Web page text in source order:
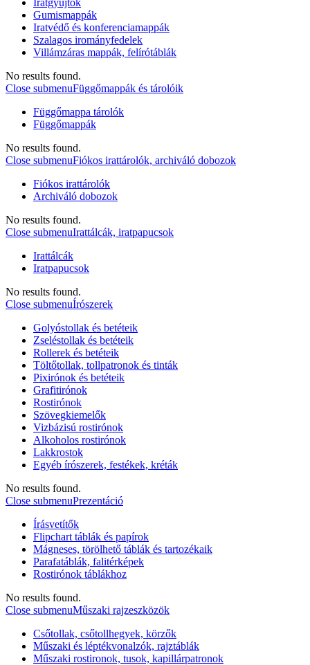
Iratgyűjtők
Gumismappák
Iratvédő és konferenciamappák
Szalagos irományfedelek
Villámzáras mappák, felírótáblák
No results found.
Close submenuFüggőmappák és tárolóik
Függőmappa tárolók
Függőmappák
No results found.
Close submenuFiókos irattárolók, archiváló dobozok
Fiókos irattárolók
Archiváló dobozok
No results found.
Close submenuIrattálcák, iratpapucsok
Irattálcák
Iratpapucsok
No results found.
Close submenuÍrószerek
Golyóstollak és betéteik
Zseléstollak és betéteik
Rollerek és betéteik
Töltőtollak, tollpatronok és tinták
Pixirónok és betéteik
Grafitirónok
Rostirónok
Szövegkiemelők
Vizbázisú rostirónok
Alkoholos rostirónok
Lakkrostok
Egyéb írószerek, festékek, kréták
No results found.
Close submenuPrezentáció
Írásvetítők
Flipchart táblák és papírok
Mágneses, törölhető táblák és tartozékaik
Parafatáblák, falitérképek
Rostirónok táblákhoz
No results found.
Close submenuMűszaki rajzeszközök
Csőtollak, csőtollhegyek, körzők
Műszaki és léptékvonalzók, rajztáblák
Műszaki rostironok, tusok, kapillárpatronok